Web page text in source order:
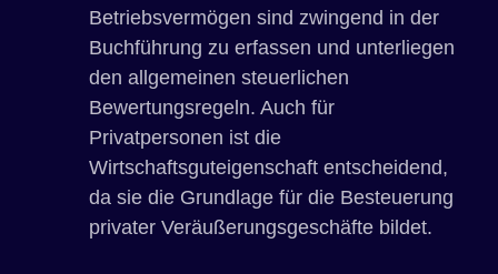
Betriebsvermögen sind zwingend in der
Buchführung zu erfassen und unterliegen
den allgemeinen steuerlichen
Bewertungsregeln. Auch für
Privatpersonen ist die
Wirtschaftsguteigenschaft entscheidend,
da sie die Grundlage für die Besteuerung
privater Veräußerungsgeschäfte bildet.